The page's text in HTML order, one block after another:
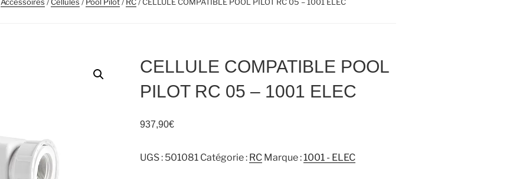
CELLULE COMPATIBLE POOL
PILOT RC 05 – 1001 ELEC
937,90€
UGS : 501081 Catégorie : RC Marque :1001 - ELEC